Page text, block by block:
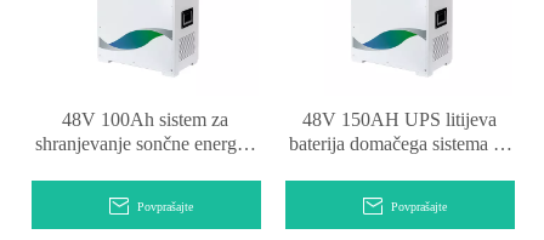
48V 100Ah sistem za
shranjevanje sončne energije
Povprašajte
48V 150AH UPS litijeva
baterija domačega sistema za
Povprašajte